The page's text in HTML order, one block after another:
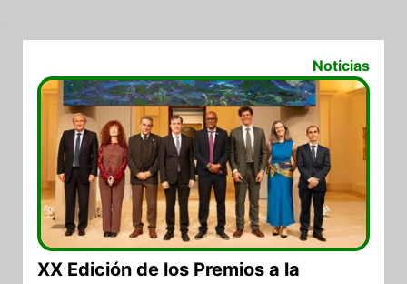
Noticias
XX Edición de los Premios a la